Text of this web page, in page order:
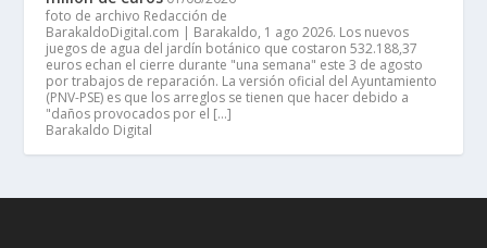
foto de archivo Redacción de
BarakaldoDigital.com | Barakaldo, 1 ago 2026. Los nuevos
juegos de agua del jardín botánico que costaron 532.188,37
euros echan el cierre durante "una semana" este 3 de agosto
por trabajos de reparación. La versión oficial del Ayuntamiento
(PNV-PSE) es que los arreglos se tienen que hacer debido a
"daños provocados por el […]
Barakaldo Digital